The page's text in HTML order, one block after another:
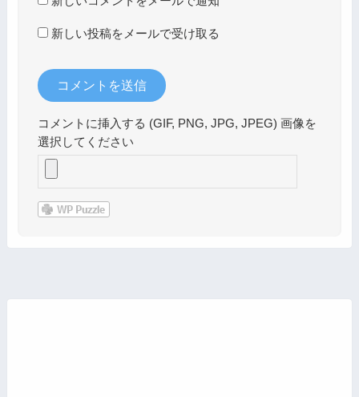
新しい投稿をメールで受け取る
コメントに挿入する (GIF, PNG, JPG, JPEG) 画像を
選択してください